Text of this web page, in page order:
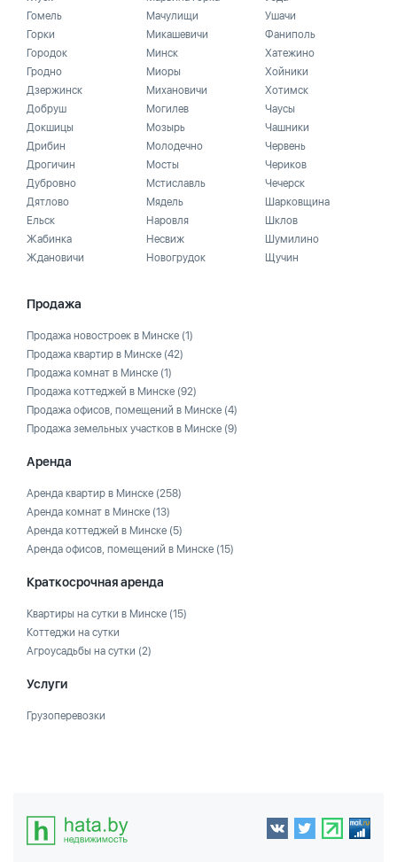
Гомель
Горки
Городок
Гродно
Дзержинск
Добруш
Докшицы
Дрибин
Дрогичин
Дубровно
Дятлово
Ельск
Жабинка
Ждановичи
Мачулищи
Микашевичи
Минск
Миоры
Михановичи
Могилев
Мозырь
Молодечно
Мосты
Мстиславль
Мядель
Наровля
Несвиж
Новогрудок
Ушачи
Фаниполь
Хатежино
Хойники
Хотимск
Чаусы
Чашники
Червень
Чериков
Чечерск
Шарковщина
Шклов
Шумилино
Щучин
Продажа
Продажа новостроек в Минске (1)
Продажа квартир в Минске (42)
Продажа комнат в Минске (1)
Продажа коттеджей в Минске (92)
Продажа офисов, помещений в Минске (4)
Продажа земельных участков в Минске (9)
Аренда
Аренда квартир в Минске (258)
Аренда комнат в Минске (13)
Аренда коттеджей в Минске (5)
Аренда офисов, помещений в Минске (15)
Краткосрочная аренда
Квартиры на сутки в Минске (15)
Коттеджи на сутки
Агроусадьбы на сутки (2)
Услуги
Грузоперевозки